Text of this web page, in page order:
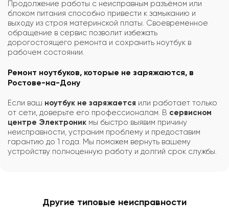
Продолжение работы с неисправным разъёмом или
блоком питания способно привести к замыканию и
выходу из строя материнской платы. Своевременное
обращение в сервис позволит избежать
дорогостоящего ремонта и сохранить ноутбук в
рабочем состоянии.
Ремонт ноутбуков, которые не заряжаются, в
Ростове-на-Дону
Если ваш ноутбук не заряжается или работает только
от сети, доверьте его профессионалам. В сервисном
центре Электроник мы быстро выявим причину
неисправности, устраним проблему и предоставим
гарантию до 1 года. Мы поможем вернуть вашему
устройству полноценную работу и долгий срок службы.
Другие типовые неисправности